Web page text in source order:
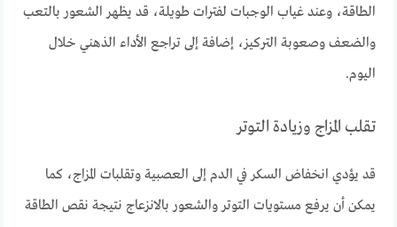
الطاقة، وعند غياب الوجبات لفترات طويلة، قد يظهر الشعور بالتعب
والضعف وصعوبة التركيز، إضافة إلى تراجع الأداء الذهني خلال
اليوم.
تقلب المزاج وزيادة التوتر
قد يؤدي انخفاض السكر في الدم إلى العصبية وتقلبات المزاج، كما
يمكن أن يرفع مستويات التوتر والشعور بالانزعاج نتيجة نقص الطاقة